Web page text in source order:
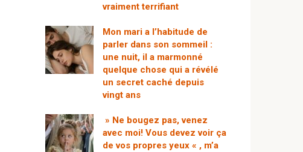
vraiment terrifiant
Mon mari a l’habitude de
parler dans son sommeil :
une nuit, il a marmonné
quelque chose qui a révélé
un secret caché depuis
vingt ans
» Ne bougez pas, venez
avec moi! Vous devez voir ça
de vos propres yeux « , m’a